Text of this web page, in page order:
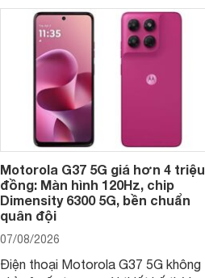
Motorola G37 5G giá hơn 4 triệu
đồng: Màn hình 120Hz, chip
Dimensity 6300 5G, bền chuẩn
quân đội
07/08/2026
Điện thoại Motorola G37 5G không